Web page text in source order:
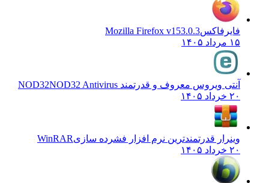
فایرفاکسMozilla Firefox v153.0.3
۱۵ مرداد ۱۴۰۵
آنتی ویروس معروف و قدرتمند NOD32 NOD32 Antivirus
۲۰ خرداد ۱۴۰۵
وینرار قدرتمندترین نرم افزار فشرده سازیWinRAR
۲۰ خرداد ۱۴۰۵